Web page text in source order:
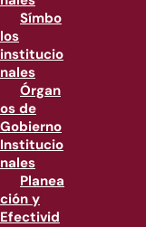
Símbo
los
institucio
nales
Órgan
os de
Gobierno
Institucio
nales
Planea
ción y
Efectivid